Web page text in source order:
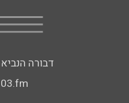
דבורה הנביאה 6, רמת